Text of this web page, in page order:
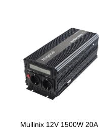
Mullinix 12V 1500W 20A